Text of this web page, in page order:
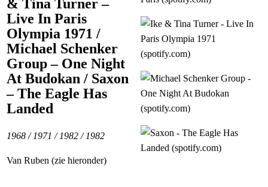
& Tina Turner –
Live In Paris
Olympia 1971 /
Michael Schenker
Group – One Night
At Budokan / Saxon
– The Eagle Has
Landed
1968 / 1971 / 1982 / 1982
Van Ruben (zie hieronder)